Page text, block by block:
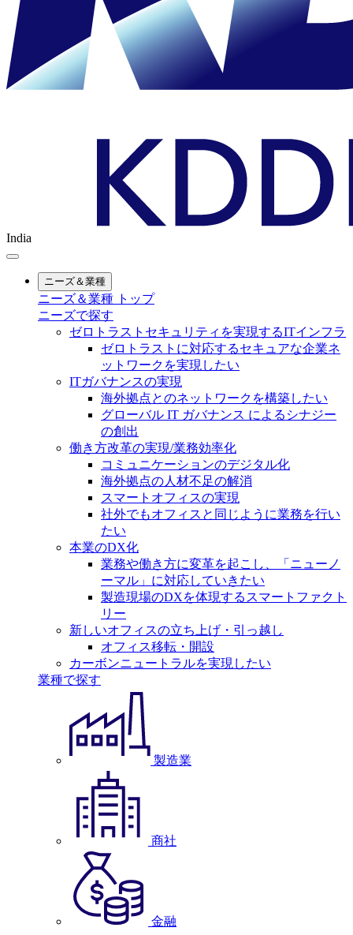
India
ニーズ＆業種
ニーズ＆業種 トップ
ニーズで探す
ゼロトラストセキュリティを実現するITインフラ
ゼロトラストに対応するセキュアな企業ネ
ットワークを実現したい
ITガバナンスの実現
海外拠点とのネットワークを構築したい
グローバル IT ガバナンス によるシナジー
の創出
働き方改革の実現/業務効率化
コミュニケーションのデジタル化
海外拠点の人材不足の解消
スマートオフィスの実現
社外でもオフィスと同じように業務を行い
たい
本業のDX化
業務や働き方に変革を起こし、「ニューノ
ーマル」に対応していきたい
製造現場のDXを体現するスマートファクト
リー
新しいオフィスの立ち上げ・引っ越し
オフィス移転・開設
カーボンニュートラルを実現したい
業種で探す
製造業
商社
金融